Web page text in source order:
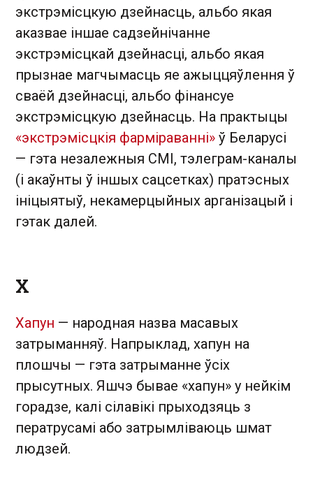
экстрэмісцкую дзейнасць, альбо якая
аказвае іншае садзейнічанне
экстрэмісцкай дзейнасці, альбо якая
прызнае магчымасць яе ажыццяўлення ў
сваёй дзейнасці, альбо фінансуе
экстрэмісцкую дзейнасць. На практыцы
«экстрэмісцкія фарміраванні» ў Беларусі
— гэта незалежныя СМІ, тэлеграм-каналы
(і акаўнты ў іншых сацсетках) пратэсных
ініцыятыў, некамерцыйных арганізацый і
гэтак далей.
Х
Хапун — народная назва масавых
затрыманняў. Напрыклад, хапун на
плошчы — гэта затрыманне ўсіх
прысутных. Яшчэ бывае «хапун» у нейкім
горадзе, калі сілавікі прыходзяць з
ператрусамі або затрымліваюць шмат
людзей.